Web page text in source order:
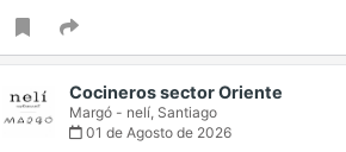
Cocineros sector Oriente
Margó - nelí, Santiago
01 de Agosto de 2026